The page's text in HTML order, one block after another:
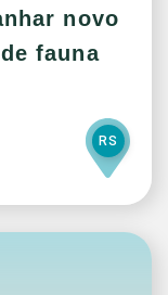
novo
fauna
RS